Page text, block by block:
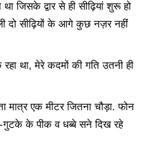
जिसके द्वार से ही सीढ़ियां शुरू हो
दो सीढ़ियों के आगे कुछ नज़र नहीं
था, मेरे कदमों की गति उतनी ही
मात्र एक मीटर जितना चौड़ा. फोन
गुटके के पीक व धब्बे सने दिख रहे